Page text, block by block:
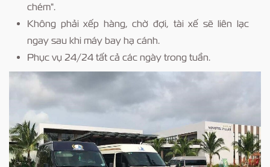
chém".
Không phải xếp hàng, chờ đợi, tài xế sẽ liên lạc
ngay sau khi máy bay hạ cánh.
Phục vụ 24/24 tất cả các ngày trong tuần.